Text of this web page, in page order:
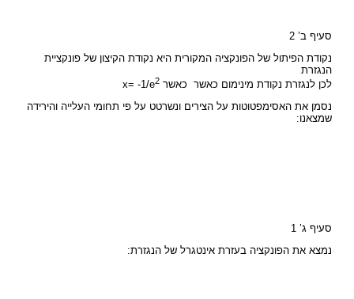
סעיף ב’ 2
נקודת הפיתול של הפונקציה המקורית היא נקודת הקיצון של פונקציית
הנגזרת
לכן לנגזרת נקודת מינימום כאשר כאשר x= -1/e 2
נסמן את האסימפטוטות על הצירים ונשרטט על פי תחומי העלייה והירידה
שמצאנו:
סעיף ג’ 1
נמצא את הפונקציה בעזרת אינטגרל של הנגזרת: